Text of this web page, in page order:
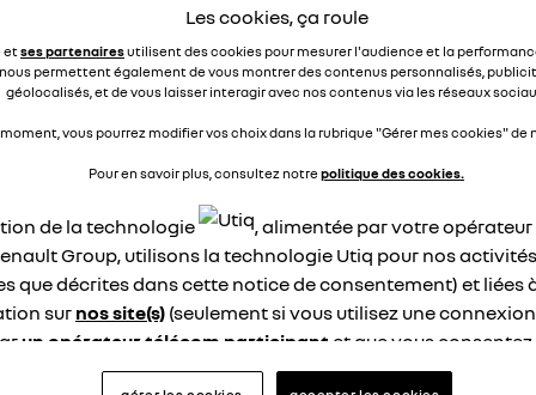
LA RECHARGE INDUCTION MEGANE ELEC ? ( plateau sur
SERAIT LA VITESSE DE CHARGE ?
0
les 11 réponses à la question CHARGE
PAR INDUCTION
Les cookies, ça roule
etses partenairesutilisent des cookies pour mesurer l'audience et la
permettent également de vous montrer des contenus personnalisés,
géolocalisés, et de vous laisser interagir avec nos contenus via les réseaux
vous pourrez modifier vos choix dans la rubrique "Gérer mes cookies" de
Pour en savoir plus, consultez notrepolitique des cookies.
de la technologie
, alimentée par votre
Group, utilisons la technologie Utiq pour nos
que décrites dans cette notice de consentement) et liées
sur nos site(s) (seulement si vous utilisez une
un opérateur télécom participant et que vous
site).